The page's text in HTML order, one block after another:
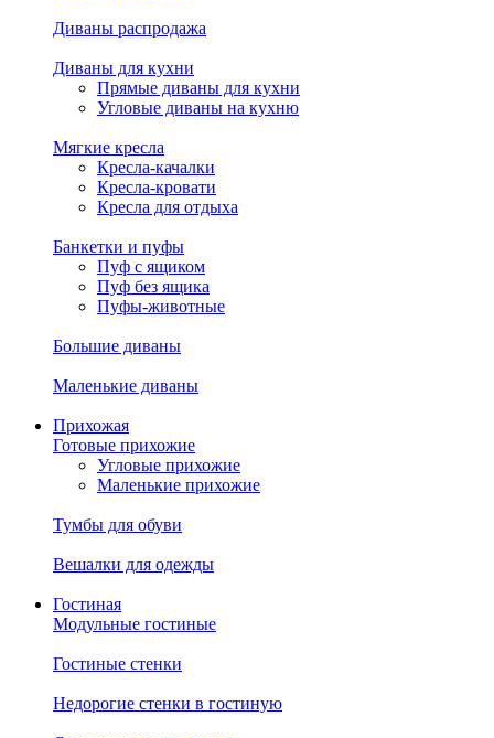
Диваны распродажа
Диваны для кухни
Прямые диваны для кухни
Угловые диваны на кухню
Мягкие кресла
Кресла-качалки
Кресла-кровати
Кресла для отдыха
Банкетки и пуфы
Пуф с ящиком
Пуф без ящика
Пуфы-животные
Большие диваны
Маленькие диваны
Прихожая
Готовые прихожие
Угловые прихожие
Маленькие прихожие
Тумбы для обуви
Вешалки для одежды
Гостиная
Модульные гостиные
Гостиные стенки
Недорогие стенки в гостиную